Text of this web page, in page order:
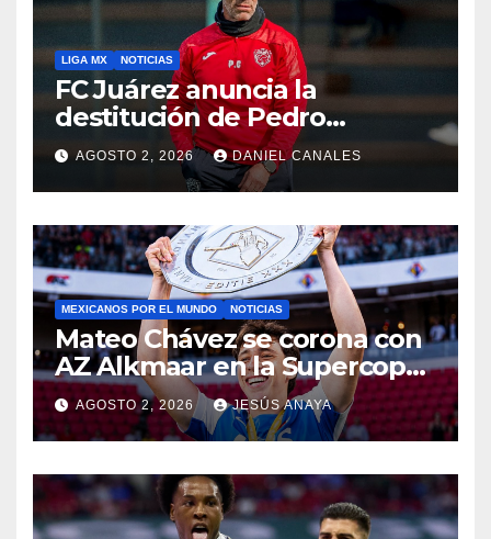
LIGA MX NOTICIAS
FC Juárez anuncia la
destitución de Pedro
Caixinha
AGOSTO 2, 2026 DANIEL CANALES
MEXICANOS POR EL MUNDO NOTICIAS
Mateo Chávez se corona con
AZ Alkmaar en la Supercopa
de Países Bajos
AGOSTO 2, 2026 JESÚS ANAYA